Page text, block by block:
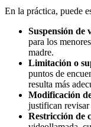
En la práctica, puede
Suspensión de
para los
madre.
Limitación o
puntos de
resulta más
Modificación
justifican revisar
Restricción de